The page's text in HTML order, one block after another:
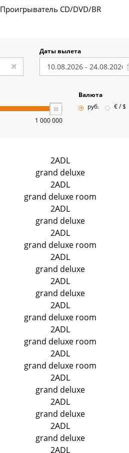
Проигрыватель CD/DVD/BR
Даты вылета
1 000 000
Валюта
руб.
€ / $
2ADL
grand deluxe
2ADL
grand deluxe room
2ADL
grand deluxe
2ADL
grand deluxe room
2ADL
grand deluxe
2ADL
grand deluxe
2ADL
grand deluxe room
2ADL
grand deluxe room
2ADL
grand deluxe room
2ADL
grand deluxe
2ADL
grand deluxe
2ADL
grand deluxe
2ADL